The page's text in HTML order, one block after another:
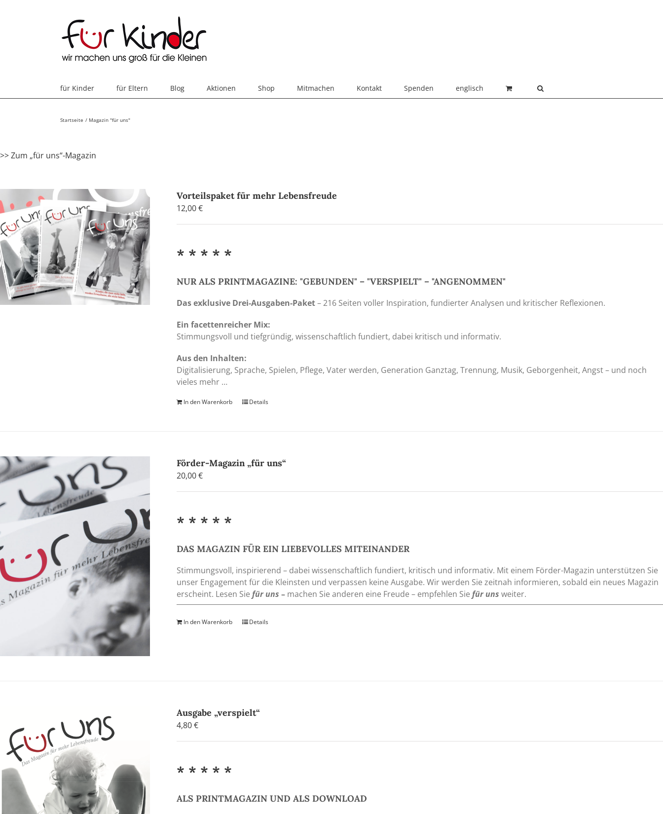
für Kinder für Eltern Blog Aktionen Shop Mitmachen Kontakt Spenden englisch
Startseite Magazin "für uns"
>> Zum „für uns“-Magazin
Vorteilspaket für mehr Lebensfreude
12,00€
* * * * *
NUR ALS PRINTMAGAZINE: "GEBUNDEN" – "VERSPIELT" – "ANGENOMMEN"
Das exklusive Drei-Ausgaben-Paket– 216 Seiten voller Inspiration, fundierter Analysen und kritischer Reflexionen.
Ein facettenreicher Mix:
Stimmungsvoll und tiefgründig, wissenschaftlich fundiert, dabei kritisch und informativ.
Aus den Inhalten:
Digitalisierung, Sprache, Spielen, Pflege, Vater werden, Generation Ganztag, Trennung, Musik, Geborgenheit, Angst – und noch
vieles mehr …
In den Warenkorb Details
Förder-Magazin „für uns“
20,00€
* * * * *
DAS MAGAZIN FÜR EIN LIEBEVOLLES MITEINANDER
Stimmungsvoll, inspirierend – dabei wissenschaftlich fundiert, kritisch und informativ. Mit einem Förder-Magazin unterstützen Sie
unser Engagement für die Kleinsten und verpassen keine Ausgabe. Wir werden Sie zeitnah informieren, sobald ein neues Magazin
erscheint. Lesen Siefür uns– machen Sie anderen eine Freude – empfehlen Siefür uns weiter.
In den Warenkorb Details
Ausgabe „verspielt“
4,80€
* * * * *
ALS PRINTMAGAZIN UND ALS DOWNLOAD